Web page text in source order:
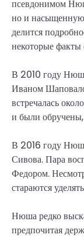
псевдонимом
но и
делится
некоторые факты
В 2010 году
Иваном
встречалась
и были
В 2016 году
Сивова. Пара
Федором.
стараются
Нюша редко
предпочитая